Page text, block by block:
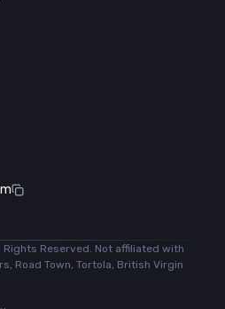
Reserved. Not affiliated with
Road Town, Tortola, British Virgin